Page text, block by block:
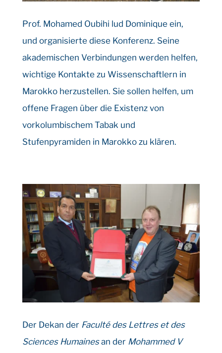
Prof. Mohamed Oubihi lud Dominique ein,
und organisierte diese Konferenz. Seine
akademischen Verbindungen werden helfen,
wichtige Kontakte zu Wissenschaftlern in
Marokko herzustellen. Sie sollen helfen, um
offene Fragen über die Existenz von
vorkolumbischem Tabak und
Stufenpyramiden in Marokko zu klären.
Der Dekan der Faculté des Lettres et des
Sciences Humainesan der Mohammed V